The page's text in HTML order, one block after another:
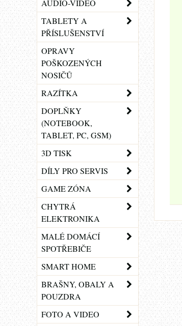
AUDIO-VIDEO
TABLETY A
PŘÍSLUŠENSTVÍ
OPRAVY
POŠKOZENÝCH
NOSIČŮ
RAZÍTKA
DOPLŇKY
(NOTEBOOK,
TABLET, PC, GSM)
3D TISK
DÍLY PRO SERVIS
GAME ZÓNA
CHYTRÁ
ELEKTRONIKA
MALÉ DOMÁCÍ
SPOTŘEBIČE
SMART HOME
BRAŠNY, OBALY A
POUZDRA
FOTO A VIDEO